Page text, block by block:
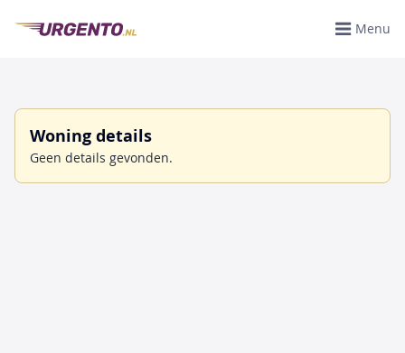
Menu
Woning details
Geen details gevonden.